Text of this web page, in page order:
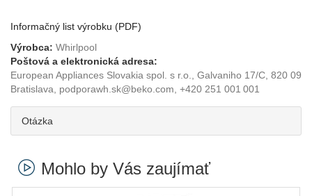
Informačný list výrobku (PDF)
Výrobca: Whirlpool
Poštová a elektronická adresa:
European Appliances Slovakia spol. s r.o., Galvaniho 17/C, 820 09
Bratislava, podporawh.sk@beko.com, +420 251 001 001
Otázka
Mohlo by Vás zaujímať